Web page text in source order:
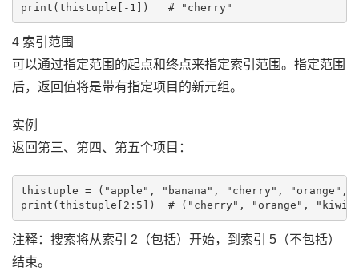
4 索引范围
可以通过指定范围的起点和终点来指定索引范围。指定范围
后，返回值将是带有指定项目的新元组。
实例
返回第三、第四、第五个项目：
thistuple = ("apple", "banana", "cherry", "orange",
注释：搜索将从索引 2（包括）开始，到索引 5（不包括）
结束。